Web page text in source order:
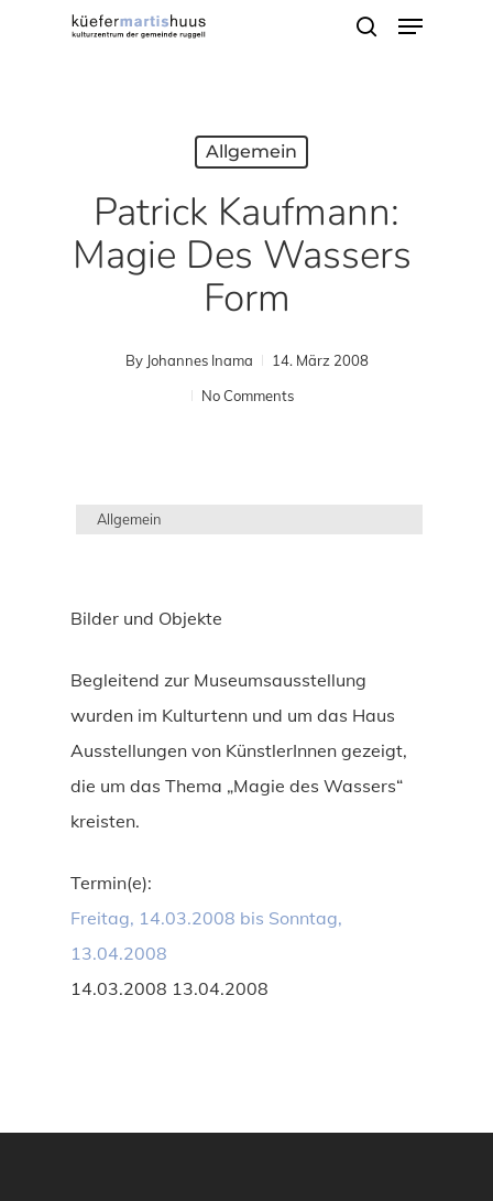
Menu
Allgemein
Patrick Kaufmann:
Magie Des Wassers 
Form
By Johannes Inama
14. März 2008
No Comments
Allgemein
Bilder und Objekte
Begleitend zur Museumsausstellung
wurden im Kulturtenn und um das Haus
Ausstellungen von KünstlerInnen gezeigt,
die um das Thema „Magie des Wassers“
kreisten.
Termin(e):
Freitag, 14.03.2008 bis Sonntag,
13.04.2008
14.03.2008 13.04.2008